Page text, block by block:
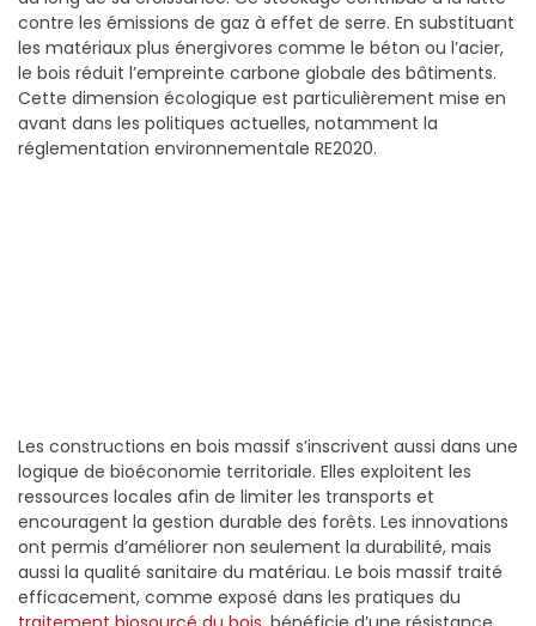
contre les émissions de gaz à effet de serre. En substituant
les matériaux plus énergivores comme le béton ou l’acier,
le bois réduit l’empreinte carbone globale des bâtiments.
Cette dimension écologique est particulièrement mise en
avant dans les politiques actuelles, notamment la
réglementation environnementale RE2020.
Les constructions en bois massif s’inscrivent aussi dans une
logique de bioéconomie territoriale. Elles exploitent les
ressources locales afin de limiter les transports et
encouragent la gestion durable des forêts. Les innovations
ont permis d’améliorer non seulement la durabilité, mais
aussi la qualité sanitaire du matériau. Le bois massif traité
efficacement, comme exposé dans les pratiques du